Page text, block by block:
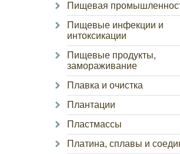
Пищевая
Пищевые инфекции и
интоксикации
Пищевые продукты,
замораживание
Плавка и очистка
Плантации
Пластмассы
Платина, сплавы и